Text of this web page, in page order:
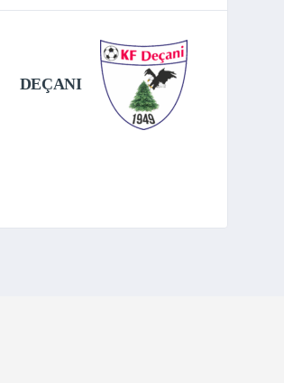
DEÇANI